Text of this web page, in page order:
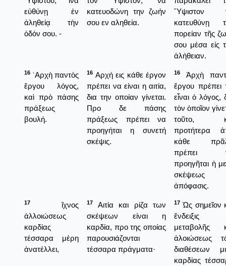
εὐθύνῃ ἐν
ἀληθείᾳ τὴν
ὁδόν σου. -
κατευοδώνη την ζωήν
σου εν αληθεία.
Ὕψιστον
κατευθύνῃ
πορείαν τῆς
σου μέσα εἰς
ἀλήθειαν.
16 ᾿Αρχὴ παντὸς
ἔργου λόγος,
καὶ πρὸ πάσης
πράξεως
βουλή.
16 Αρχή εις κάθε έργον
πρέπει να είναι η αιτία,
δια την οποίαν γίνεται.
Προ δε πάσης
πράξεως πρέπει να
προηγήται η συνετή
σκέψις.
16
Ἀρχὴ
ἔργου πρέπει
εἶναι ὁ λόγος,
τὸν ὁποῖον
τοῦτο,
προτήτερα
κάθε
πρέπει
προηγῆται ἡ
σκέψεως
ἀπόφασις.
17
ἴχνος
ἀλλοιώσεως
καρδίας
τέσσαρα μέρη
ἀνατέλλει,
17
Αιτία και ρίζα των
σκέψεων είναι η
καρδία, προ της οποίας
παρουσιάζονται
τέσσαρα πράγματα·
17 Ὡς σημεῖον
ἔνδειξις
μεταβολῆς
ἀλοιώσεως
διαθέσεων
καρδίας